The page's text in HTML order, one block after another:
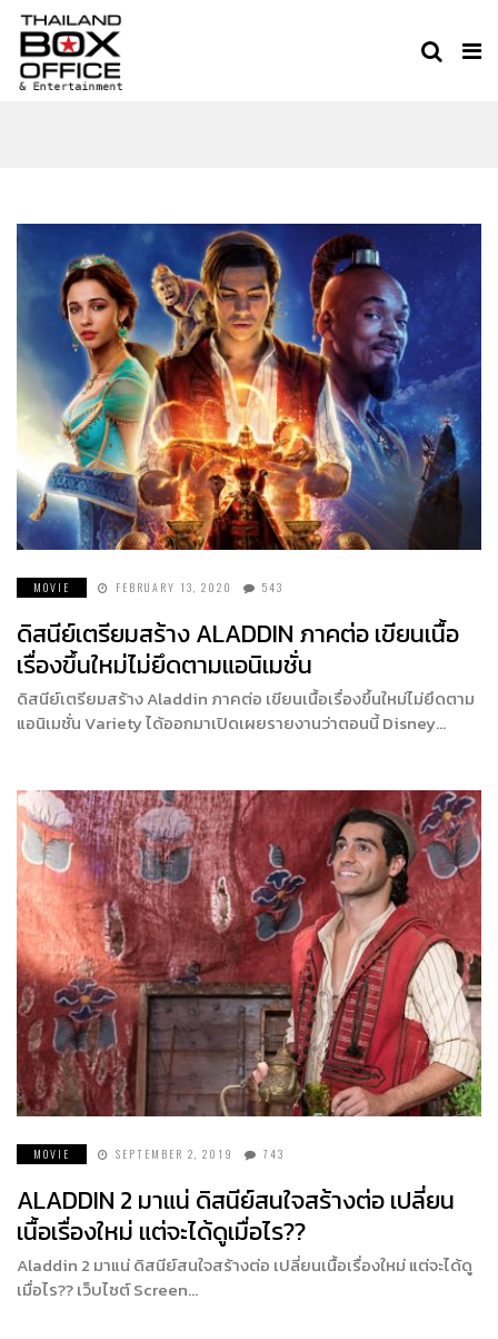
MOVIE FEBRUARY 13, 2020 543
ดิสนีย์เตรียมสร้าง ALADDIN ภาคต่อ เขียนเนื้อ
เรื่องขึ้นใหม่ไม่ยึดตามแอนิเมชั่น
ดิสนีย์เตรียมสร้าง Aladdin ภาคต่อ เขียนเนื้อเรื่องขึ้นใหม่ไม่ยึดตาม
แอนิเมชั่น Variety ได้ออกมาเปิดเผยรายงานว่าตอนนี้ Disney…
MOVIE SEPTEMBER 2, 2019 743
ALADDIN 2 มาแน่ ดิสนีย์สนใจสร้างต่อ เปลี่ยน
เนื้อเรื่องใหม่ แต่จะได้ดูเมื่อไร??
Aladdin 2 มาแน่ ดิสนีย์สนใจสร้างต่อ เปลี่ยนเนื้อเรื่องใหม่ แต่จะได้ดู
เมื่อไร?? เว็บไซต์ Screen…